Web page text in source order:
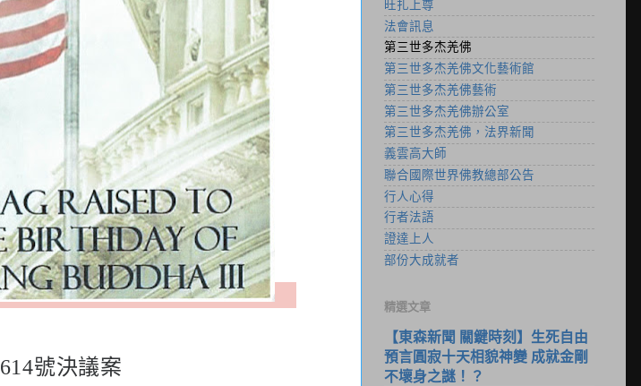
614號決議案
旺扎上尊
法會訊息
第三世多杰羌佛
第三世多杰羌佛文化藝術館
第三世多杰羌佛藝術
第三世多杰羌佛辦公室
第三世多杰羌佛，法界新聞
義雲高大師
聯合國際世界佛教總部公告
行人心得
行者法語
證達上人
部份大成就者
精選文章
【東森新聞 關鍵時刻】生死自由
預言圓寂十天相貌神變 成就金剛
不壞身之謎！？